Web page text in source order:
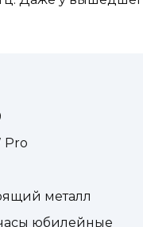
Pro
металл
юбилейные